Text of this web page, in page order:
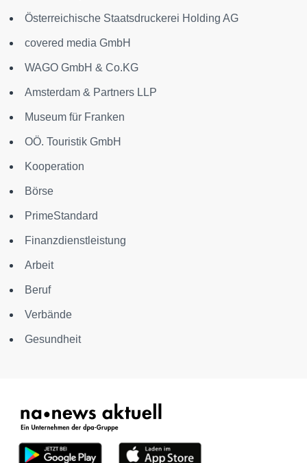
Österreichische Staatsdruckerei Holding AG
covered media GmbH
WAGO GmbH & Co.KG
Amsterdam & Partners LLP
Museum für Franken
OÖ. Touristik GmbH
Kooperation
Börse
PrimeStandard
Finanzdienstleistung
Arbeit
Beruf
Verbände
Gesundheit